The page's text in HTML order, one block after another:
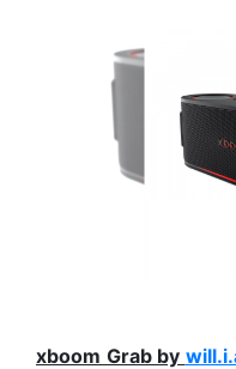
xboom Grab by